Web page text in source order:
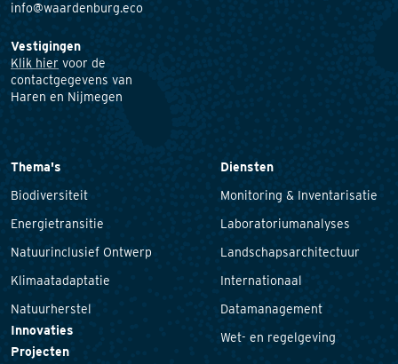
info@waardenburg.eco
Vestigingen
Klik hier voor de
contactgegevens van
Haren en Nijmegen
Thema's
Biodiversiteit
Energietransitie
Natuurinclusief Ontwerp
Klimaatadaptatie
Natuurherstel
Innovaties
Projecten
Diensten
Monitoring & Inventarisatie
Laboratoriumanalyses
Landschapsarchitectuur
Internationaal
Datamanagement
Wet- en regelgeving